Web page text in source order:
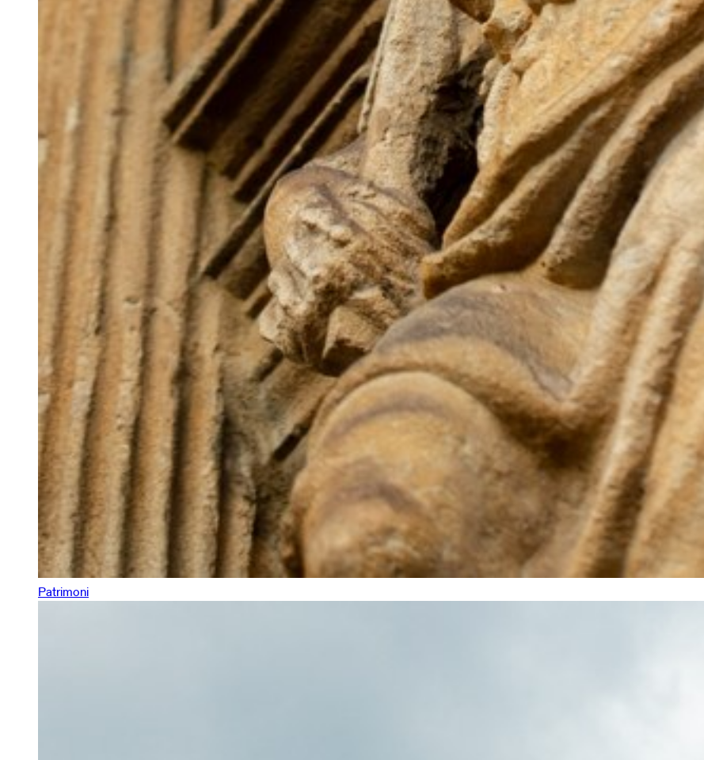
Patrimoni